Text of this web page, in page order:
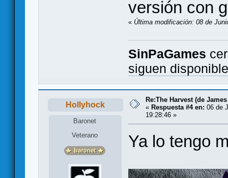
versión con
« Última modificación: 08 de
SinPaGames
siguen
Hollyhock
Baronet
Veterano
Re:The Harvest (de
« Respuesta #4 en: 06 de
19:28:46 »
Ya lo tengo